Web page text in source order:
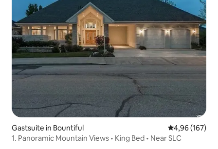
Gastsuite in Bountiful Gemiddelde
4,96 (167)
1. Panoramic Mountain Views • King Bed • Near SLC